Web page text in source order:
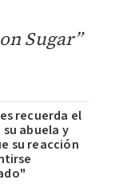
Sugar”
recuerda el
abuela y
su reacción